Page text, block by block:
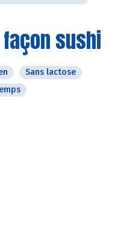
sushi
Sans lactose